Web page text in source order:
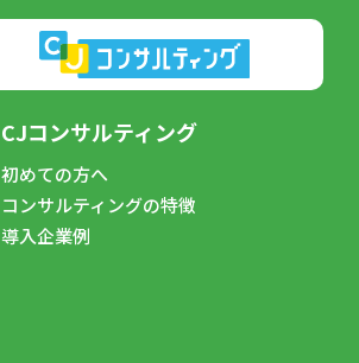
CJコンサルティング
初めての方へ
コンサルティングの特徴
導入企業例